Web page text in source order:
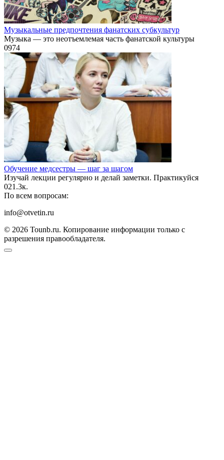
Музыкальные предпочтения фанатских субкультур
Музыка — это неотъемлемая часть фанатской культуры
0974
Обучение медсестры — шаг за шагом
Изучай лекции регулярно и делай заметки. Практикуйся
021.3к.
По всем вопросам:
info@otvetin.ru
© 2026 Tounb.ru. Копирование информации только с
разрешения правообладателя.